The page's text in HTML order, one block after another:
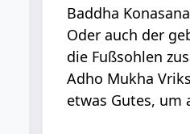
Baddha
Oder auch der
die Fußsohlen
Adho Mukha
etwas Gutes, um